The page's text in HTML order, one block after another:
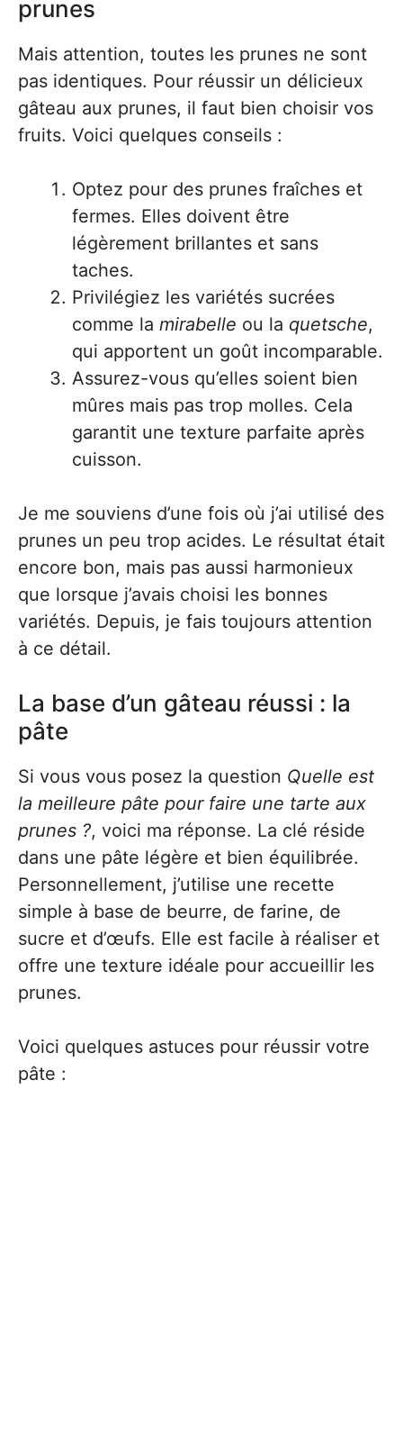
prunes
Mais attention, toutes les prunes ne sont
pas identiques. Pour réussir un délicieux
gâteau aux prunes, il faut bien choisir vos
fruits. Voici quelques conseils :
Optez pour des prunes fraîches et
fermes. Elles doivent être
légèrement brillantes et sans
taches.
Privilégiez les variétés sucrées
comme la mirabelle ou la quetsche,
qui apportent un goût incomparable.
Assurez-vous qu’elles soient bien
mûres mais pas trop molles. Cela
garantit une texture parfaite après
cuisson.
Je me souviens d’une fois où j’ai utilisé des
prunes un peu trop acides. Le résultat était
encore bon, mais pas aussi harmonieux
que lorsque j’avais choisi les bonnes
variétés. Depuis, je fais toujours attention
à ce détail.
La base d’un gâteau réussi : la
pâte
Si vous vous posez la question Quelle est
la meilleure pâte pour faire une tarte aux
prunes ?, voici ma réponse. La clé réside
dans une pâte légère et bien équilibrée.
Personnellement, j’utilise une recette
simple à base de beurre, de farine, de
sucre et d’œufs. Elle est facile à réaliser et
offre une texture idéale pour accueillir les
prunes.
Voici quelques astuces pour réussir votre
pâte :